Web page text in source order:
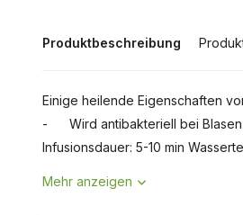
Produktbeschreibung
Einige heilende
- Wird antibakteriell bei
Infusionsdauer: 5-10 min
Mehr anzeigen